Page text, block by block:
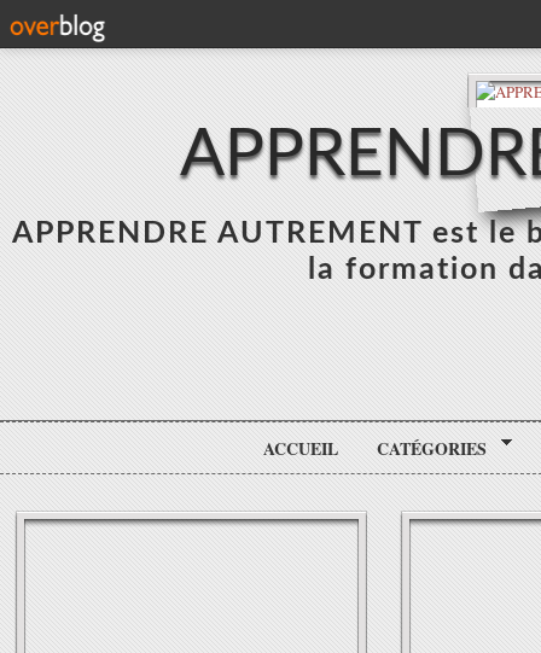
APPRENDRE AUTREMENT est
la formation
ACCUEIL CATÉGORIES